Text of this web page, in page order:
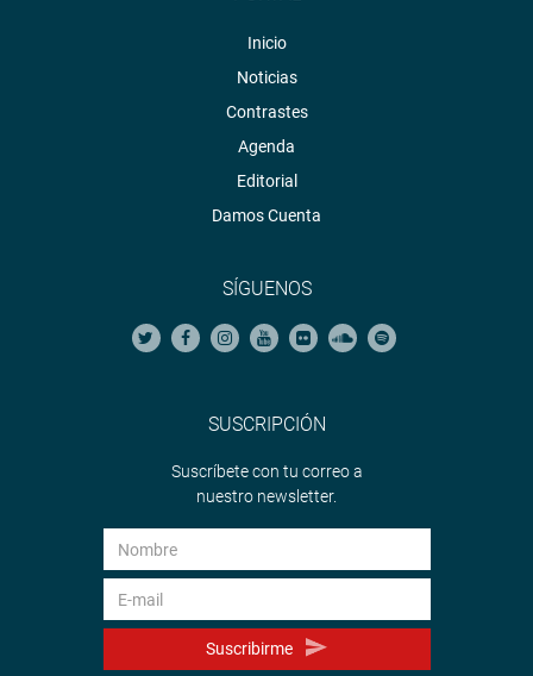
Inicio
Noticias
Contrastes
Agenda
Editorial
Damos Cuenta
SÍGUENOS
SUSCRIPCIÓN
Suscríbete con tu correo a
nuestro newsletter.
Suscribirme